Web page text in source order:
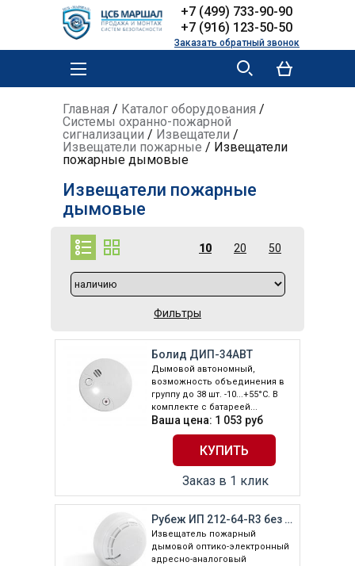
Заказать обратный звонок
+7 (499) 733-90-90
+7 (916) 123-50-50
YOU ARE HERE
Главная / Каталог оборудования /
Системы охранно-пожарной
сигнализации / Извещатели /
Извещатели пожарные / Извещатели
пожарные дымовые
Извещатели пожарные
дымовые
10 20 50
Фильтры
Болид ДИП-34АВТ
Дымовой автономный,
возможность объединения в
группу до 38 шт. -10...+55°С. В
комплекте с батареей...
Ваша цена: 1 053 руб
Заказ в 1 клик
Рубеж ИП 212-64-R3 без б/о
Извещатель пожарный
дымовой оптико-электронный
адресно-аналоговый